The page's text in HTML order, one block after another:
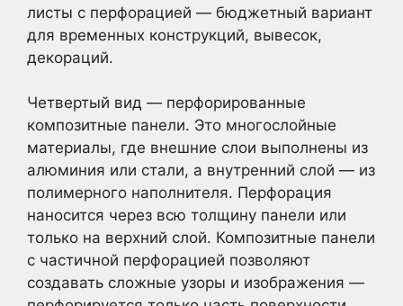
листы с перфорацией — бюджетный вариант
для временных конструкций, вывесок,
декораций.
Четвертый вид — перфорированные
композитные панели. Это многослойные
материалы, где внешние слои выполнены из
алюминия или стали, а внутренний слой — из
полимерного наполнителя. Перфорация
наносится через всю толщину панели или
только на верхний слой. Композитные панели
с частичной перфорацией позволяют
создавать сложные узоры и изображения —